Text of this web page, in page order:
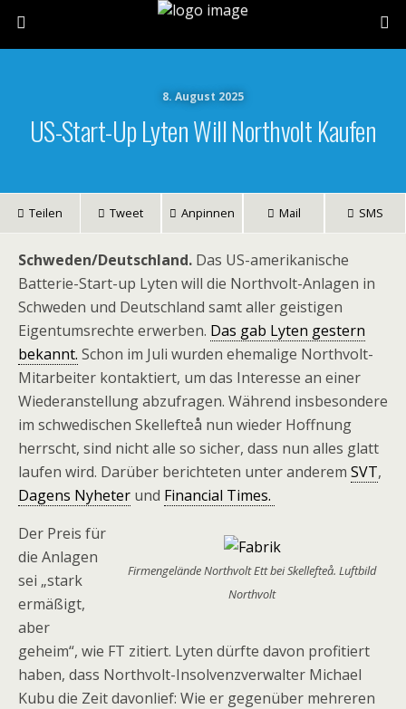
8. August 2025
US-Start-Up Lyten Will Northvolt Kaufen
Teilen Tweet Anpinnen Mail SMS
Schweden/Deutschland. Das US-amerikanische
Batterie-Start-up Lyten will die Northvolt-Anlagen in
Schweden und Deutschland samt aller geistigen
Eigentumsrechte erwerben. Das gab Lyten gestern
bekannt. Schon im Juli wurden ehemalige Northvolt-
Mitarbeiter kontaktiert, um das Interesse an einer
Wiederanstellung abzufragen. Während insbesondere
im schwedischen Skellefteå nun wieder Hoffnung
herrscht, sind nicht alle so sicher, dass nun alles glatt
laufen wird. Darüber berichteten unter anderem SVT,
Dagens Nyheter und Financial Times.
Firmengelände Northvolt Ett bei Skellefteå. Luftbild
Northvolt
Der Preis für
die Anlagen
sei „stark
ermäßigt,
aber
geheim“, wie FT zitiert. Lyten dürfte davon profitiert
haben, dass Northvolt-Insolvenzverwalter Michael
Kubu die Zeit davonlief: Wie er gegenüber mehreren